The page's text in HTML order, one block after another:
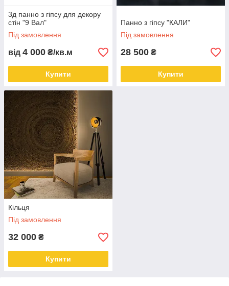
3д панно з гіпсу для декору
стін "9 Вал"
Під замовлення
від 4 000 ₴/кв.м
Купити
Панно з гіпсу "КАЛИ"
Під замовлення
28 500 ₴
Купити
Кільця
Під замовлення
32 000 ₴
Купити